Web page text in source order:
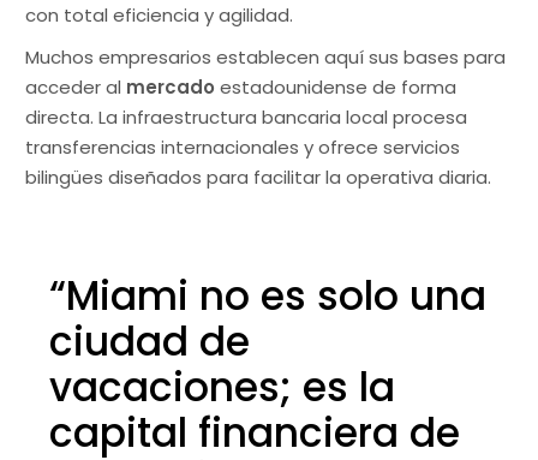
con total eficiencia y agilidad.
Muchos empresarios establecen aquí sus bases para
acceder al mercado estadounidense de forma
directa. La infraestructura bancaria local procesa
transferencias internacionales y ofrece servicios
bilingües diseñados para facilitar la operativa diaria.
“Miami no es solo una
ciudad de
vacaciones; es la
capital financiera de